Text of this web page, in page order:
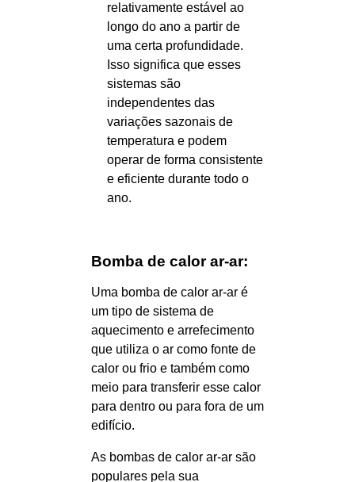
relativamente estável ao
longo do ano a partir de
uma certa profundidade.
Isso significa que esses
sistemas são
independentes das
variações sazonais de
temperatura e podem
operar de forma consistente
e eficiente durante todo o
ano.
Bomba de calor ar-ar:
Uma bomba de calor ar-ar é
um tipo de sistema de
aquecimento e arrefecimento
que utiliza o ar como fonte de
calor ou frio e também como
meio para transferir esse calor
para dentro ou para fora de um
edifício.
As bombas de calor ar-ar são
populares pela sua